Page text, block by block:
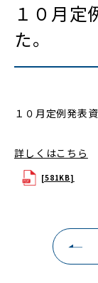
１０月定
た。
１０月定例発表
詳しくはこちら
[581KB]